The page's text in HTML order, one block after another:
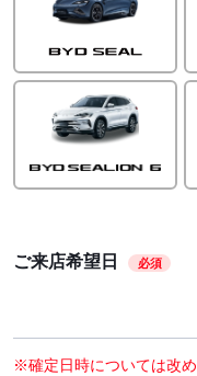
ご来店希望日 必須
※確定日時については改め